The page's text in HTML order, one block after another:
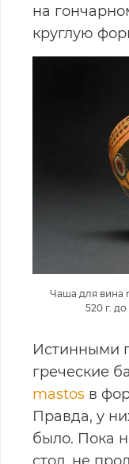
на
круглую
Чаша для вина
520 г.
Истинными
греческие
mastos в
Правда, у
было. Пока